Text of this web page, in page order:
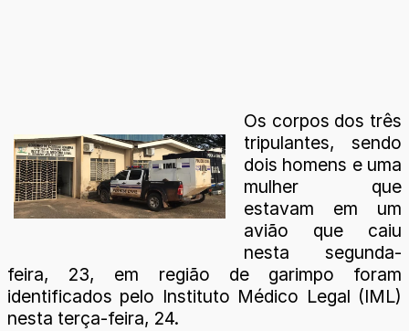
Os corpos dos três
tripulantes, sendo
dois homens e uma
mulher que
estavam em um
avião que caiu
nesta segunda-
feira, 23, em região de garimpo foram
identificados pelo Instituto Médico Legal (IML)
nesta terça-feira, 24.